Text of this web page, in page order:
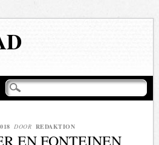
DOOR REDAKTION
EN FONTEINEN